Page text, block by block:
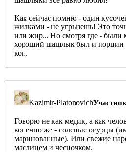
Как сейчас помню - один
жилками - не угрызешь! Это
или жир... Но смотря где - были
хороший шашлык был и порции
коп.
Kazimir-PlatonovichУчастник
Говорю не как медик, а как
конечно же - соленые огурцы
маринованные). Или свежие
маслицем и чесночком.